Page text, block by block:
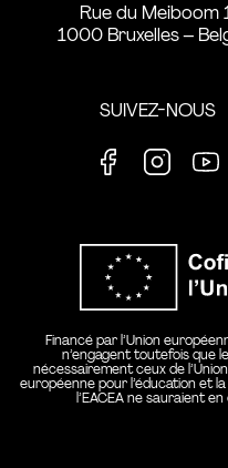
Rue du Meiboom
1000 Bruxelles –
SUIVEZ-NOUS
Financé par l’Union
n’engagent toutefois que
nécessairement ceux de
européenne pour l’éducation et la
l’EACEA ne sauraient